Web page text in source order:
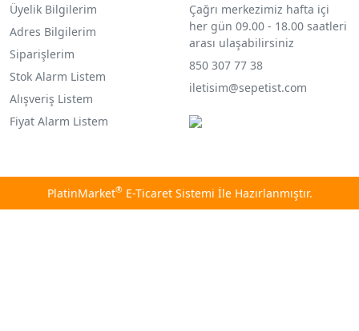
Üyelik Bilgilerim
Adres Bilgilerim
Siparişlerim
Stok Alarm Listem
Alışveriş Listem
Fiyat Alarm Listem
Çağrı merkezimiz hafta içi
her gün 09.00 - 18.00 saatleri
arası ulaşabilirsiniz
850 307 77 38
iletisim@sepetist.com
PlatinMarket®E-Ticaret Sistemi İle Hazırlanmıştır.